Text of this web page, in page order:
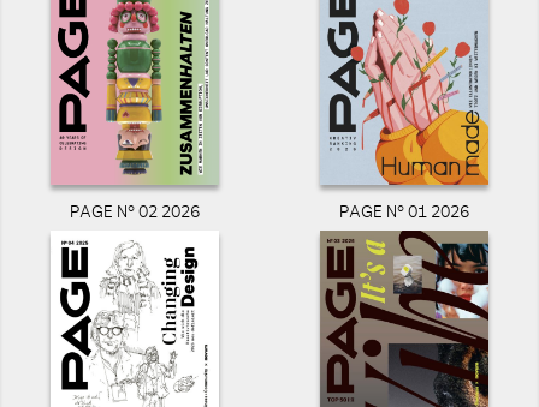
PAGE N° 02 2026 PAGE N° 01 2026